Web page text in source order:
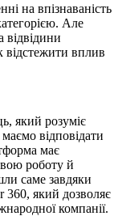
на впізнаваність
Але
відвідини
відстежити вплив
який розуміє
відповідати
має
роботу й
саме завдяки
360, який дозволяє
компанії.